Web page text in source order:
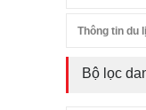
Thông tin du
Bộ lọc